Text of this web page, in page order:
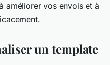
améliorer vos envois et à
un template